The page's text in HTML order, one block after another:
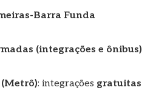
Barra Funda
(integrações e ônibus)
: integrações gratuitas